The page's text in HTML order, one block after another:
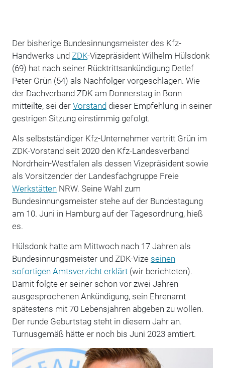
Der bisherige Bundesinnungsmeister des Kfz-
Handwerks und ZDK-Vizepräsident Wilhelm Hülsdonk
(69) hat nach seiner Rücktrittsankündigung Detlef
Peter Grün (54) als Nachfolger vorgeschlagen. Wie
der Dachverband ZDK am Donnerstag in Bonn
mitteilte, sei der Vorstanddieser Empfehlung in seiner
gestrigen Sitzung einstimmig gefolgt.
Als selbstständiger Kfz-Unternehmer vertritt Grün im
ZDK-Vorstand seit 2020 den Kfz-Landesverband
Nordrhein-Westfalen als dessen Vizepräsident sowie
als Vorsitzender der Landesfachgruppe Freie
Werkstätten NRW. Seine Wahl zum
Bundesinnungsmeister stehe auf der Bundestagung
am 10. Juni in Hamburg auf der Tagesordnung, hieß
es.
Hülsdonk hatte am Mittwoch nach 17 Jahren als
Bundesinnungsmeister und ZDK-Vize seinen
sofortigen Amtsverzicht erklärt(wir berichteten).
Damit folgte er seiner schon vor zwei Jahren
ausgesprochenen Ankündigung, sein Ehrenamt
spätestens mit 70 Lebensjahren abgeben zu wollen.
Der runde Geburtstag steht in diesem Jahr an.
Turnusgemäß hätte er noch bis Juni 2023 amtiert.